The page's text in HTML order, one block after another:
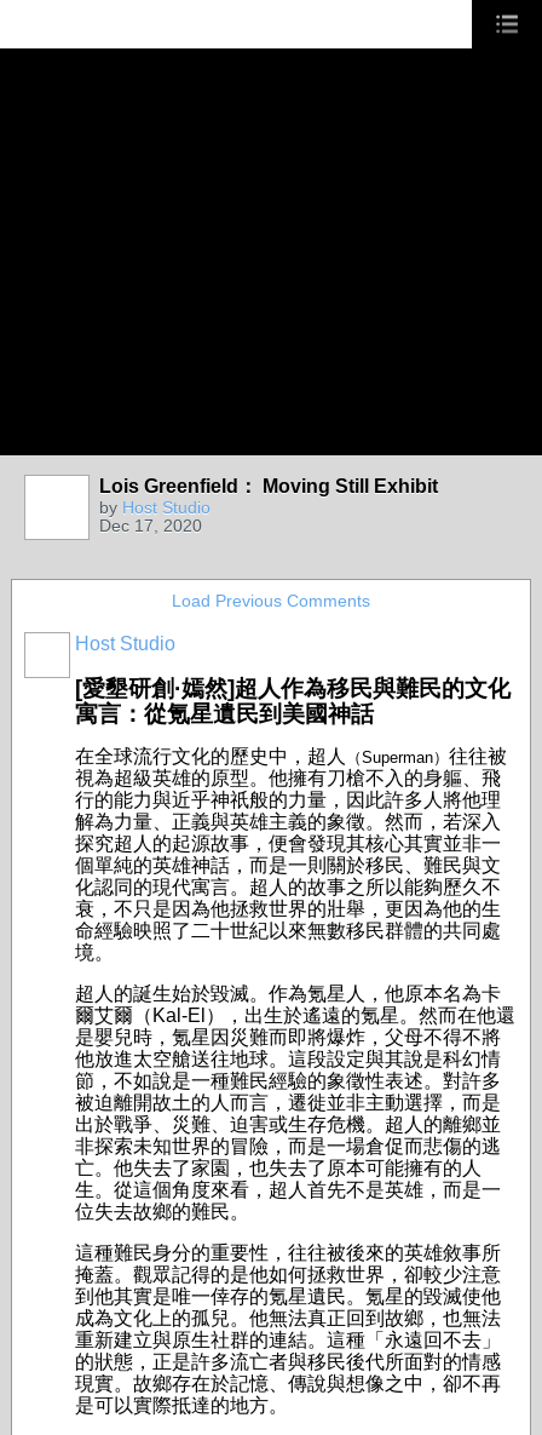
Lois Greenfield： Moving Still Exhibit
by Host Studio
Dec 17, 2020
Load Previous Comments
Host Studio
[愛墾研創·嫣然]超人作為移民與難民的文化
寓言：從氪星遺民到美國神話
在全球流行文化的歷史中，超人 （Superman） 往往被
視為超級英雄的原型。他擁有刀槍不入的身軀、飛
行的能力與近乎神祇般的力量，因此許多人將他理
解為力量、正義與英雄主義的象徵。然而，若深入
探究超人的起源故事，便會發現其核心其實並非一
個單純的英雄神話，而是一則關於移民、難民與文
化認同的現代寓言。超人的故事之所以能夠歷久不
衰，不只是因為他拯救世界的壯舉，更因為他的生
命經驗映照了二十世紀以來無數移民群體的共同處
境。
超人的誕生始於毀滅。作為氪星人，他原本名為卡
爾艾爾（Kal-El），出生於遙遠的氪星。然而在他還
是嬰兒時，氪星因災難而即將爆炸，父母不得不將
他放進太空艙送往地球。這段設定與其說是科幻情
節，不如說是一種難民經驗的象徵性表述。對許多
被迫離開故土的人而言，遷徙並非主動選擇，而是
出於戰爭、災難、迫害或生存危機。超人的離鄉並
非探索未知世界的冒險，而是一場倉促而悲傷的逃
亡。他失去了家園，也失去了原本可能擁有的人
生。從這個角度來看，超人首先不是英雄，而是一
位失去故鄉的難民。
這種難民身分的重要性，往往被後來的英雄敘事所
掩蓋。觀眾記得的是他如何拯救世界，卻較少注意
到他其實是唯一倖存的氪星遺民。氪星的毀滅使他
成為文化上的孤兒。他無法真正回到故鄉，也無法
重新建立與原生社群的連結。這種「永遠回不去」
的狀態，正是許多流亡者與移民後代所面對的情感
現實。故鄉存在於記憶、傳說與想像之中，卻不再
是可以實際抵達的地方。